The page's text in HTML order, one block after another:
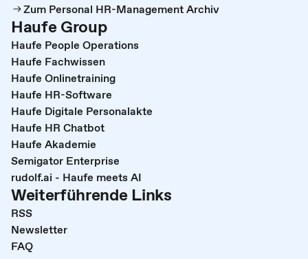
Zum Personal HR-Management Archiv
Haufe Group
Haufe People Operations
Haufe Fachwissen
Haufe Onlinetraining
Haufe HR-Software
Haufe Digitale Personalakte
Haufe HR Chatbot
Haufe Akademie
Semigator Enterprise
rudolf.ai - Haufe meets AI
Weiterführende Links
RSS
Newsletter
FAQ